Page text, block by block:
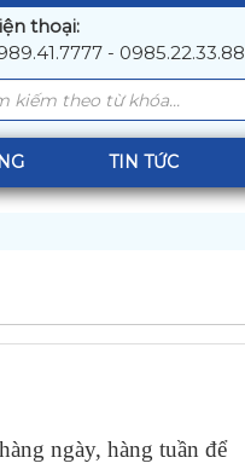
thoại:
- 0985.22.33.88
TIN TỨC
ngày, hàng tuần để